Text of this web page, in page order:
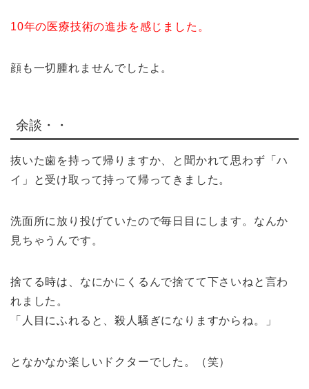
10年の医療技術の進歩を感じました。
顔も一切腫れませんでしたよ。
余談・・
抜いた歯を持って帰りますか、と聞かれて思わず「ハ
イ」と受け取って持って帰ってきました。
洗面所に放り投げていたので毎日目にします。なんか
見ちゃうんです。
捨てる時は、なにかにくるんで捨てて下さいねと言わ
れました。
「人目にふれると、殺人騒ぎになりますからね。」
となかなか楽しいドクターでした。（笑）